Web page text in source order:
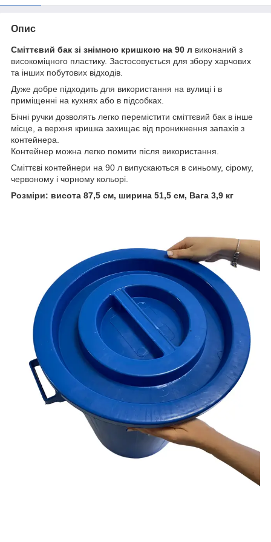
Опис
Сміттєвий бак зі знімною кришкою на 90 л виконаний з
високоміцного пластику. Застосовується для збору харчових
та інших побутових відходів.
Дуже добре підходить для використання на вулиці і в
приміщенні на кухнях або в підсобках.
Бічні ручки дозволять легко перемістити сміттєвий бак в інше
місце, а верхня кришка захищає від проникнення запахів з
контейнера.
Контейнер можна легко помити після використання.
Сміттєві контейнери на 90 л випускаються в синьому, сірому,
червоному і чорному кольорі.
Розміри: висота 87,5 см, ширина 51,5 см, Вага 3,9 кг